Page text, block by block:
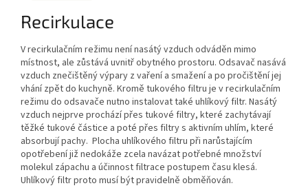
Recirkulace
V recirkulačním režimu není nasátý vzduch odváděn mimo
místnost, ale zůstává uvnitř obytného prostoru. Odsavač nasává
vzduch znečištěný výpary z vaření a smažení a po pročištění jej
vhání zpět do kuchyně. Kromě tukového filtru je v recirkulačním
režimu do odsavače nutno instalovat také uhlíkový filtr. Nasátý
vzduch nejprve prochází přes tukové filtry, které zachytávají
těžké tukové částice a poté přes filtry s aktivním uhlím, které
absorbují pachy. Plocha uhlíkového filtru při narůstajícím
opotřebení již nedokáže zcela navázat potřebné množství
molekul zápachu a účinnost filtrace postupem času klesá.
Uhlíkový filtr proto musí být pravidelně obměňován.